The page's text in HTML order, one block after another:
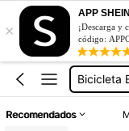
×
APP
¡Descarga y
código:
Grand
Motor De
Carro
Recomendados